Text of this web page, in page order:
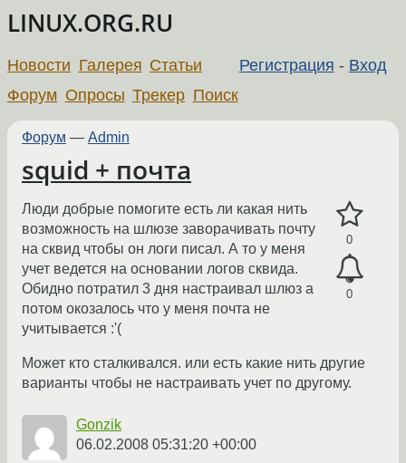
LINUX.ORG.RU
Регистрация - Вход
Новости Галерея Статьи
Форум Опросы Трекер Поиск
Форум — Admin
squid + почта
0
0
Люди добрые помогите есть ли какая нить
возможность на шлюзе заворачивать почту
на сквид чтобы он логи писал. А то у меня
учет ведется на основании логов сквида.
Обидно потратил 3 дня настраивал шлюз а
потом окозалось что у меня почта не
учитывается :'(
Может кто сталкивался. или есть какие нить другие
варианты чтобы не настраивать учет по другому.
Gonzik
06.02.2008 05:31:20 +00:00